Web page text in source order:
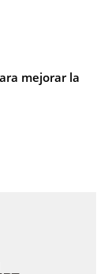
mejorar la